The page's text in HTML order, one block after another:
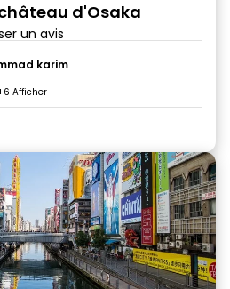
d'Osaka
un avis
karim
Afficher